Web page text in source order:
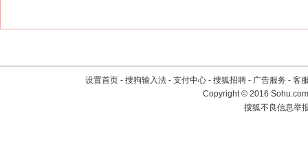
设置首页 - 搜狗输入法 - 支付中心 - 搜狐招聘 - 广告服务 - 客
Copyright©2016
搜狐不良信息举